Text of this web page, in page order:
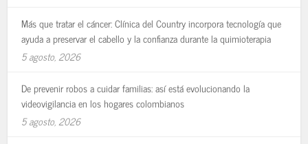
Más que tratar el cáncer: Clínica del Country incorpora tecnología que
ayuda a preservar el cabello y la confianza durante la quimioterapia
5 agosto, 2026
De prevenir robos a cuidar familias: así está evolucionando la
videovigilancia en los hogares colombianos
5 agosto, 2026